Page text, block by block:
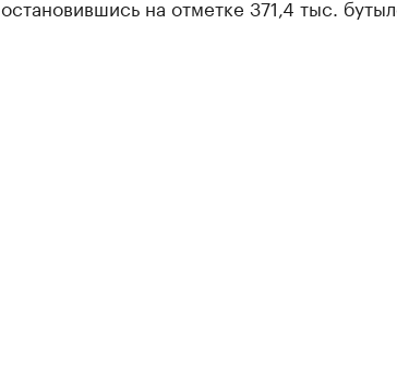
остановившись на отметке 371,4 тыс.